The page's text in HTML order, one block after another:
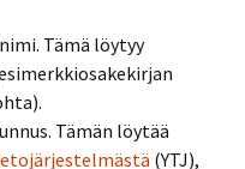
Tämä löytyy
Tämän löytää
(YTJ),